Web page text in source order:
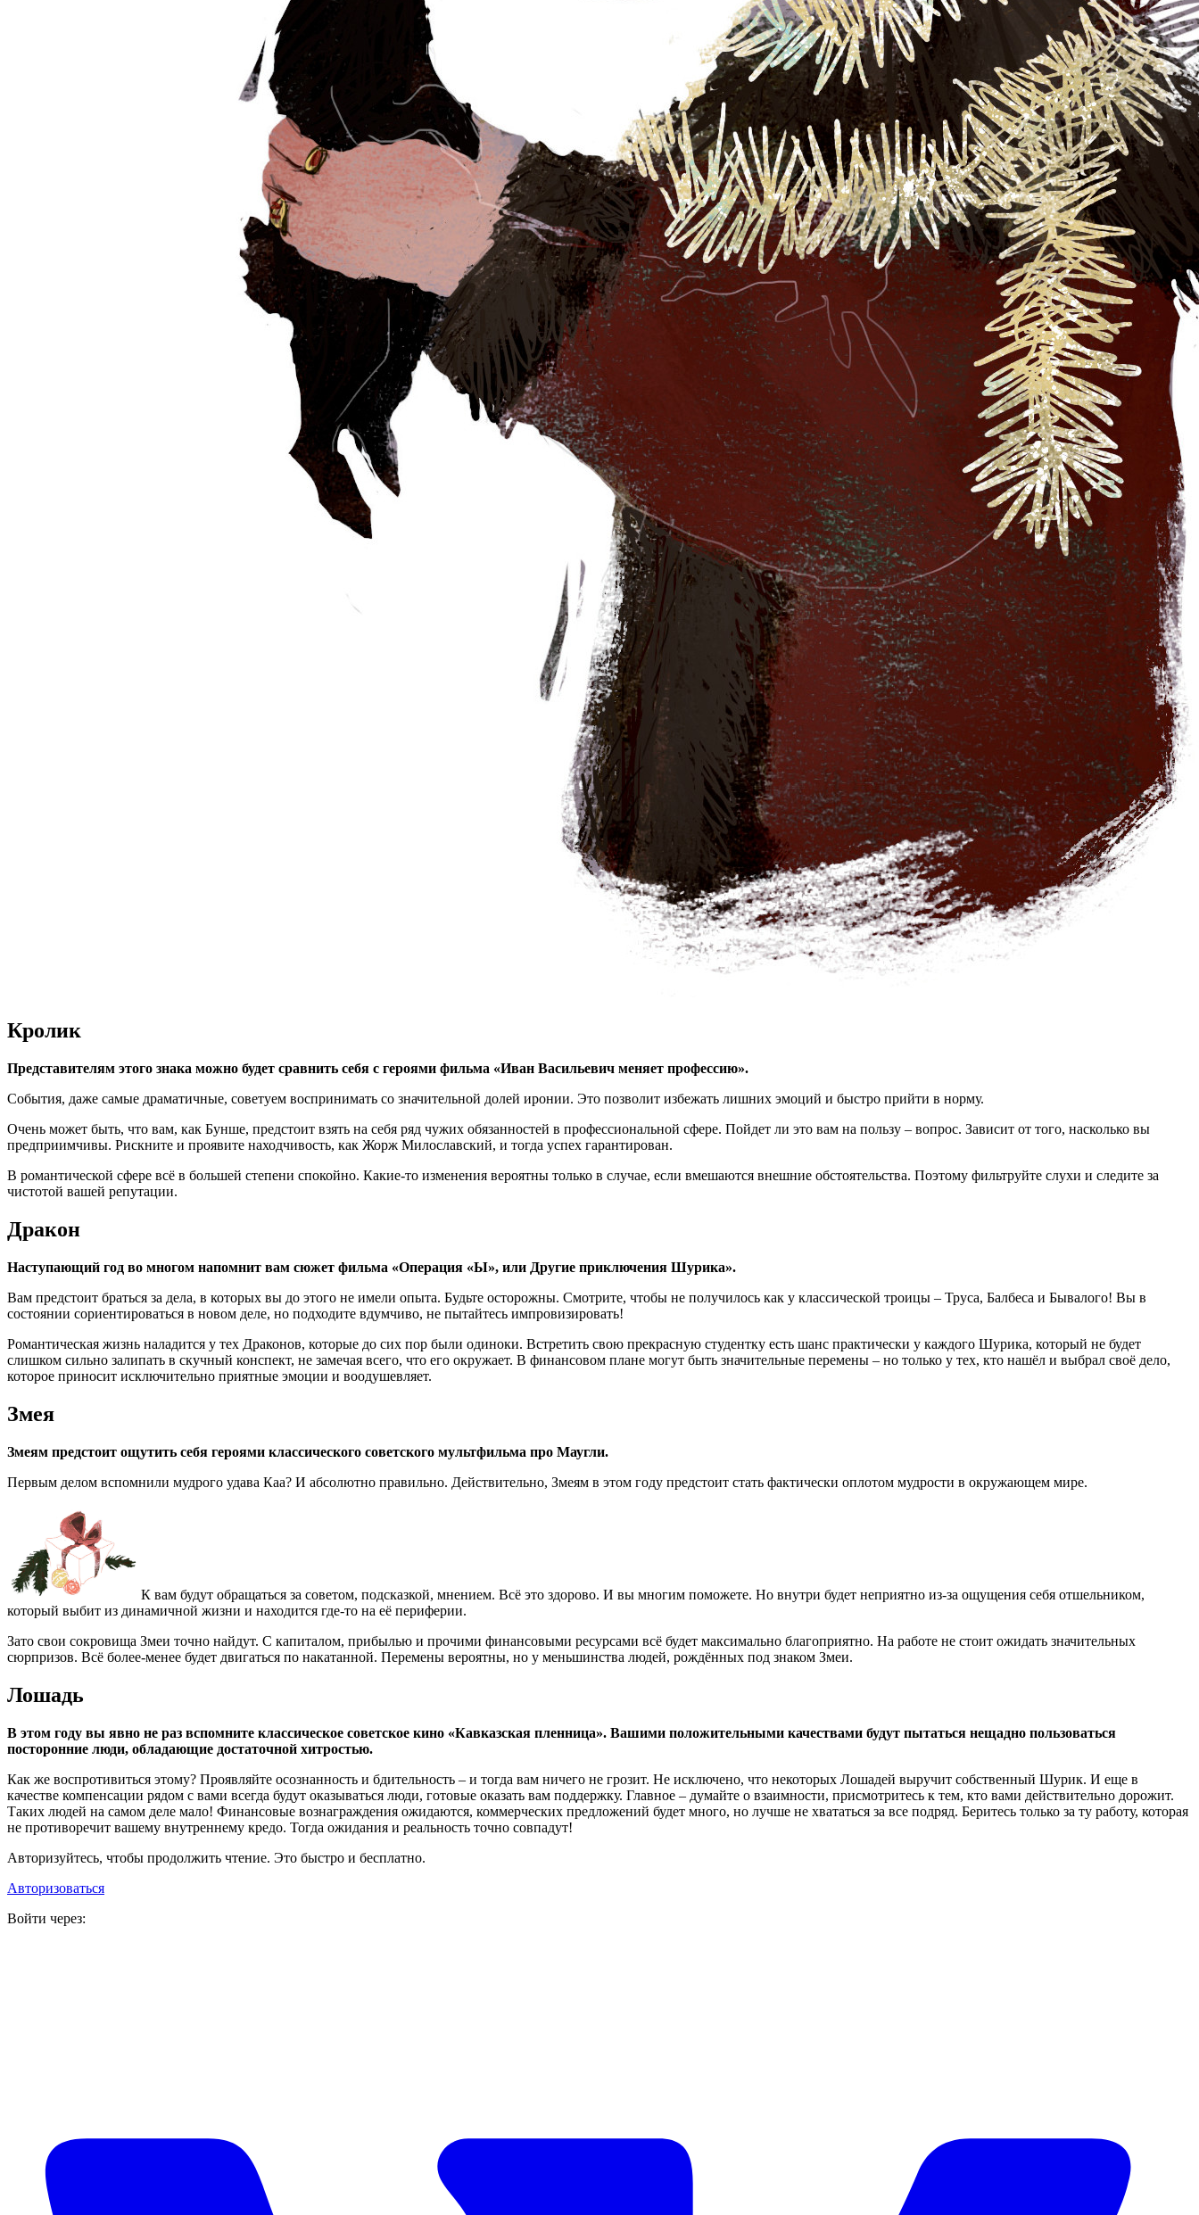
Кролик
Представителям этого знака можно будет сравнить себя с героями фильма «Иван Васильевич меняет профессию».
События, даже самые драматичные, советуем воспринимать со значительной долей иронии. Это позволит избежать лишних эмоций и быстро прийти в норму.
Очень может быть, что вам, как Бунше, предстоит взять на себя ряд чужих обязанностей в профессиональной сфере. Пойдет ли это вам на пользу – вопрос. Зависит от того, насколько вы
предприимчивы. Рискните и проявите находчивость, как Жорж Милославский, и тогда успех гарантирован.
В романтической сфере всё в большей степени спокойно. Какие-то изменения вероятны только в случае, если вмешаются внешние обстоятельства. Поэтому фильтруйте слухи и следите за
чистотой вашей репутации.
Дракон
Наступающий год во многом напомнит вам сюжет фильма «Операция «Ы», или Другие приключения Шурика».
Вам предстоит браться за дела, в которых вы до этого не имели опыта. Будьте осторожны. Смотрите, чтобы не получилось как у классической троицы – Труса, Балбеса и Бывалого! Вы в
состоянии сориентироваться в новом деле, но подходите вдумчиво, не пытайтесь импровизировать!
Романтическая жизнь наладится у тех Драконов, которые до сих пор были одиноки. Встретить свою прекрасную студентку есть шанс практически у каждого Шурика, который не будет
слишком сильно залипать в скучный конспект, не замечая всего, что его окружает. В финансовом плане могут быть значительные перемены – но только у тех, кто нашёл и выбрал своё дело,
которое приносит исключительно приятные эмоции и воодушевляет.
Змея
Змеям предстоит ощутить себя героями классического советского мультфильма про Маугли.
Первым делом вспомнили мудрого удава Каа? И абсолютно правильно. Действительно, Змеям в этом году предстоит стать фактически оплотом мудрости в окружающем мире.
К вам будут обращаться за советом, подсказкой, мнением. Всё это здорово. И вы многим поможете. Но внутри будет неприятно из-за ощущения себя отшельником,
который выбит из динамичной жизни и находится где-то на её периферии.
Зато свои сокровища Змеи точно найдут. С капиталом, прибылью и прочими финансовыми ресурсами всё будет максимально благоприятно. На работе не стоит ожидать значительных
сюрпризов. Всё более-менее будет двигаться по накатанной. Перемены вероятны, но у меньшинства людей, рождённых под знаком Змеи.
Лошадь
В этом году вы явно не раз вспомните классическое советское кино «Кавказская пленница». Вашими положительными качествами будут пытаться нещадно пользоваться
посторонние люди, обладающие достаточной хитростью.
Как же воспротивиться этому? Проявляйте осознанность и бдительность – и тогда вам ничего не грозит. Не исключено, что некоторых Лошадей выручит собственный Шурик. И еще в
качестве компенсации рядом с вами всегда будут оказываться люди, готовые оказать вам поддержку. Главное – думайте о взаимности, присмотритесь к тем, кто вами действительно дорожит.
Таких людей на самом деле мало! Финансовые вознаграждения ожидаются, коммерческих предложений будет много, но лучше не хвататься за все подряд. Беритесь только за ту работу, которая
не противоречит вашему внутреннему кредо. Тогда ожидания и реальность точно совпадут!
Авторизуйтесь, чтобы продолжить чтение. Это быстро и бесплатно.
Авторизоваться
Войти через: